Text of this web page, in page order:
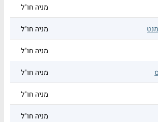
מניה חו"ל
מניה חו"ל
מניה חו"ל
מניה חו"ל
מניה חו"ל
מניה חו"ל